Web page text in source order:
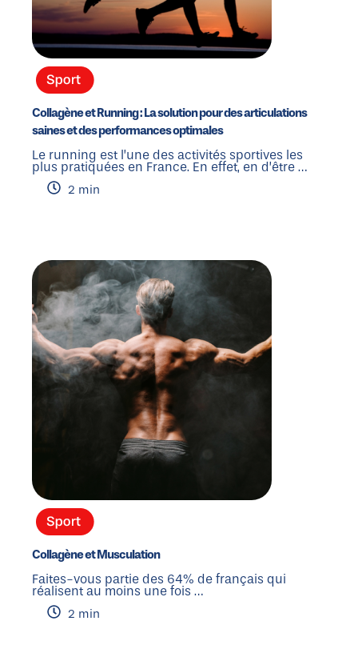
Collagène et Running : La solution pour des articulations
saines et des performances optimales
Le running est l’une des activités sportives les
plus pratiquées en France. En effet, en d’être …
2 min
Collagène et Musculation
Faites-vous partie des 64% de français qui
réalisent au moins une fois …
2 min